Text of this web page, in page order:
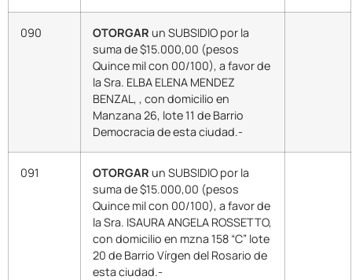
090 OTORGAR un SUBSIDIO por la
suma de $15.000,00 (pesos
Quince mil con 00/100), a favor de
la Sra. ELBA ELENA MENDEZ
BENZAL, , con domicilio en
Manzana 26, lote 11 de Barrio
Democracia de esta ciudad.-
091 OTORGAR un SUBSIDIO por la
suma de $15.000,00 (pesos
Quince mil con 00/100), a favor de
la Sra. ISAURA ANGELA ROSSETTO,
con domicilio en mzna 158 “C” lote
20 de Barrio Vírgen del Rosario de
esta ciudad.-